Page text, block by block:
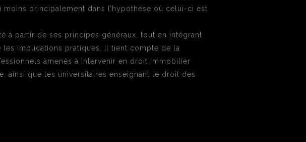
principalement dans l’hypothèse où celui-ci est
à partir de ses principes généraux, tout en intégrant
implications pratiques. Il tient compte de la
amenés à intervenir en droit immobilier
ainsi que les universitaires enseignant le droit des